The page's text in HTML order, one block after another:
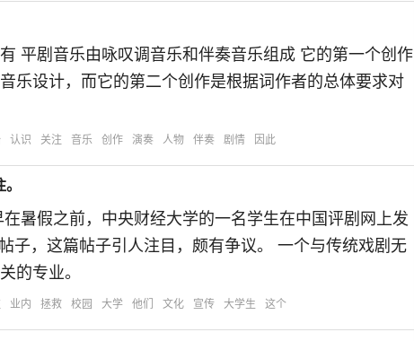
平剧音乐由咏叹调音乐和伴奏音乐组成 它的第一个创作
乐设计，而它的第二个创作是根据词作者的总体要求对
认识 关注 音乐 创作 演奏 人物 伴奏 剧情 因此
暑假之前，中央财经大学的一名学生在中国评剧网上发
子，这篇帖子引人注目，颇有争议。 一个与传统戏剧无
的专业。
业内 拯救 校园 大学 他们 文化 宣传 大学生 这个